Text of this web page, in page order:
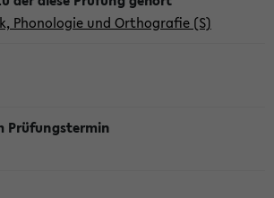
Phonologie und Orthografie (S)